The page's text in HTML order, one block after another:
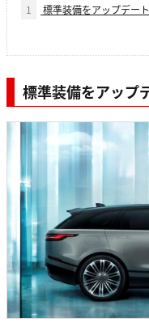
1 標準装備をアップデー
標準装備をアップ